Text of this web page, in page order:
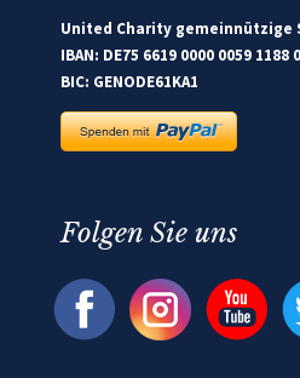
United Charity gemeinnützige
IBAN: DE75 6619 0000 0059 1188
BIC: GENODE61KA1
Folgen Sie uns